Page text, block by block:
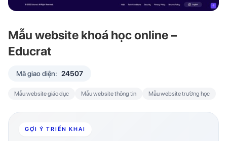
Mẫu website khoá học online –
Educrat
Mã giao diện: 24507
Mẫu website giáo dục Mẫu website thông tin Mẫu website trường học
GỢI Ý TRIỂN KHAI